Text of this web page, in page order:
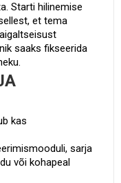
Starti hilinemise
et tema
saaks fikseerida
kas
sarja
või kohapeal